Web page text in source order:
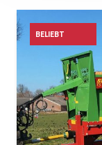
BELIEBT